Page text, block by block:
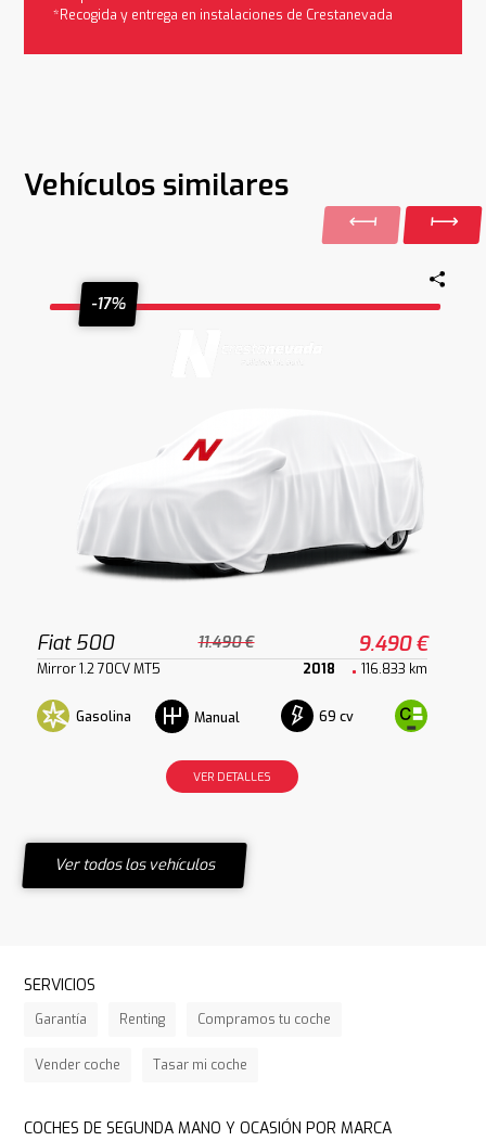
*Recogida y entrega en instalaciones de Crestanevada
Vehículos similares
-17%
Fiat 500 11.490 € 9.490 €
Mirror 1.2 70CV MT5 2018 116.833 km
Gasolina Manual 69 cv
VER DETALLES
Ver todos los vehículos
SERVICIOS
Garantía Renting Compramos tu coche
Vender coche Tasar mi coche
COCHES DE SEGUNDA MANO Y OCASIÓN POR MARCA